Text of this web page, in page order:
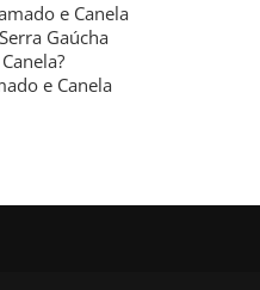
e Canela
Gaúcha
e Canela